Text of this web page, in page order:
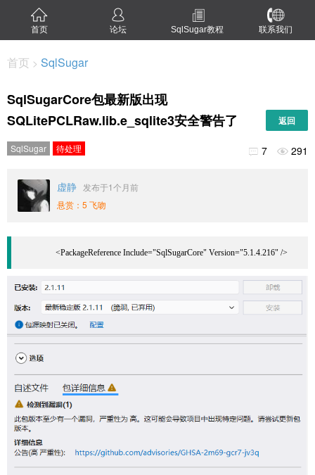
首页 论坛 SqlSugar教程 联系我们
首页 > SqlSugar
SqlSugarCore包最新版出现
SQLitePCLRaw.lib.e_sqlite3安全警告了
返回
SqlSugar 待处理  7  291
虚静 发布于1个月前
悬赏：5 飞吻
		<PackageReference Include="SqlSugarCore" Version="5.1.4.216" />